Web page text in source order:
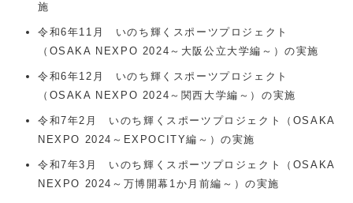
施
令和6年11月 いのち輝くスポーツプロジェクト
（OSAKA NEXPO 2024～大阪公立大学編～）の実施
令和6年12月 いのち輝くスポーツプロジェクト
（OSAKA NEXPO 2024～関西大学編～）の実施
令和7年2月 いのち輝くスポーツプロジェクト（OSAKA
NEXPO 2024～EXPOCITY編～）の実施
令和7年3月 いのち輝くスポーツプロジェクト（OSAKA
NEXPO 2024～万博開幕1か月前編～）の実施